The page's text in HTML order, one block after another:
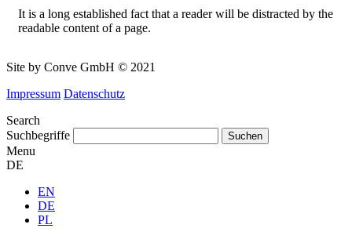
It is a long established fact that a reader will be distracted by the
readable content of a page.
Site by Conve GmbH © 2021
Impressum Datenschutz
Search
Suchbegriffe
Menu
DE
EN
DE
PL